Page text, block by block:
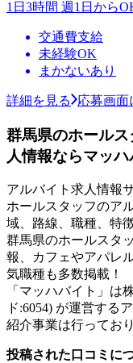
1日3時間 週1日から
交通費支給
未経験OK
まかないあり
詳細を見る 応募画面
群馬県のホール
人情報ならマッハ
アルバイト求人情報
ホールスタッフのア
域、路線、職種、特
群馬県のホールスタ
報、カフェやアパレ
気職種も多数掲載！
「マッハバイト」は
ド:6054) が運営する
紹介事業は行ってお
投稿された口コミに